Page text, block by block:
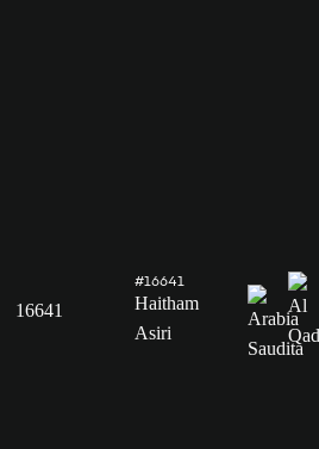
16641
#16641
Haitham
Asiri